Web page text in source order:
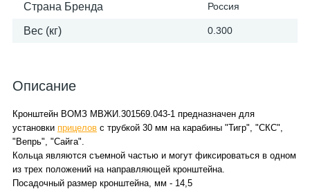
Страна Бренда Россия
Вес (кг) 0.300
Описание
Кронштейн ВОМЗ МВЖИ.301569.043-1 предназначен для
установки прицелов с трубкой 30 мм на карабины "Тигр", "СКС",
"Вепрь", "Сайга".
Кольца являются съемной частью и могут фиксироваться в одном
из трех положений на направляющей кронштейна.
Посадочный размер кронштейна, мм - 14,5